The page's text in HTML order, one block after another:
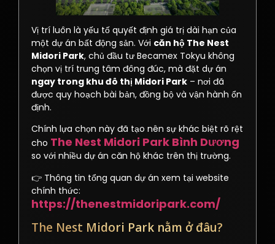
Vị trí luôn là yếu tố quyết định giá trị dài hạn của
một dự án bất động sản. Với căn hộ The Nest
Midori Park, chủ đầu tư Becamex Tokyu không
chọn vị trí trung tâm đông đúc, mà đặt dự án
ngay trong khu đô thị Midori Park – nơi đã
được quy hoạch bài bản, đồng bộ và vận hành ổn
định.
Chính lựa chọn này đã tạo nên sự khác biệt rõ rệt
cho The Nest Midori Park Bình Dương
so với nhiều dự án căn hộ khác trên thị trường.
👉 Thông tin tổng quan dự án xem tại website
chính thức:
https://thenestmidoripark.com/
The Nest Midori Park nằm ở đâu?